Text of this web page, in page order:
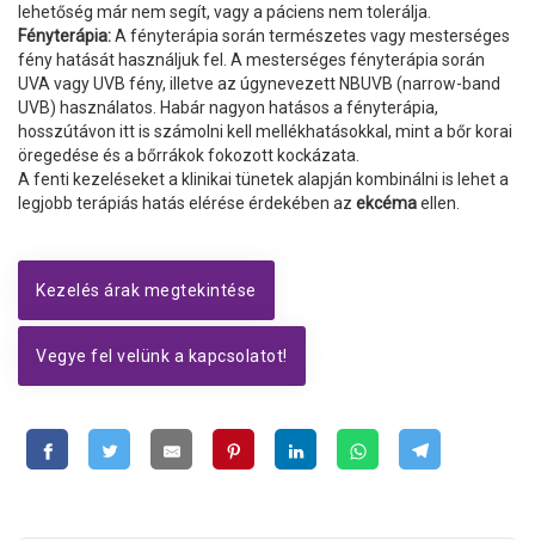
lehetőség már nem segít, vagy a páciens nem tolerálja.
Fényterápia:A fényterápia során természetes vagy mesterséges
fény hatását használjuk fel. A mesterséges fényterápia során
UVA vagy UVB fény, illetve az úgynevezett NBUVB (narrow-band
UVB) használatos. Habár nagyon hatásos a fényterápia,
hosszútávon itt is számolni kell mellékhatásokkal, mint a bőr korai
öregedése és a bőrrákok fokozott kockázata.
A fenti kezeléseket a klinikai tünetek alapján kombinálni is lehet a
legjobb terápiás hatás elérése érdekében az ekcémaellen.
Kezelés árak megtekintése
Vegye fel velünk a kapcsolatot!